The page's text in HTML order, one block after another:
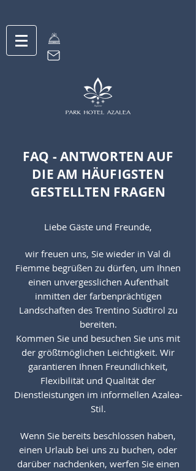
FAQ - ANTWORTEN AUF
DIE AM HÄUFIGSTEN
GESTELLTEN FRAGEN
Liebe Gäste und Freunde,
wir freuen uns, Sie wieder in Val di
Fiemme begrüßen zu dürfen, um Ihnen
einen unvergesslichen Aufenthalt
inmitten der farbenprächtigen
Landschaften des Trentino Südtirol zu
bereiten.
Kommen Sie und besuchen Sie uns mit
der größtmöglichen Leichtigkeit. Wir
garantieren Ihnen Freundlichkeit,
Flexibilität und Qualität der
Dienstleistungen im informellen Azalea-
Stil.
Wenn Sie bereits beschlossen haben,
einen Urlaub bei uns zu buchen, oder
darüber nachdenken, werfen Sie einen